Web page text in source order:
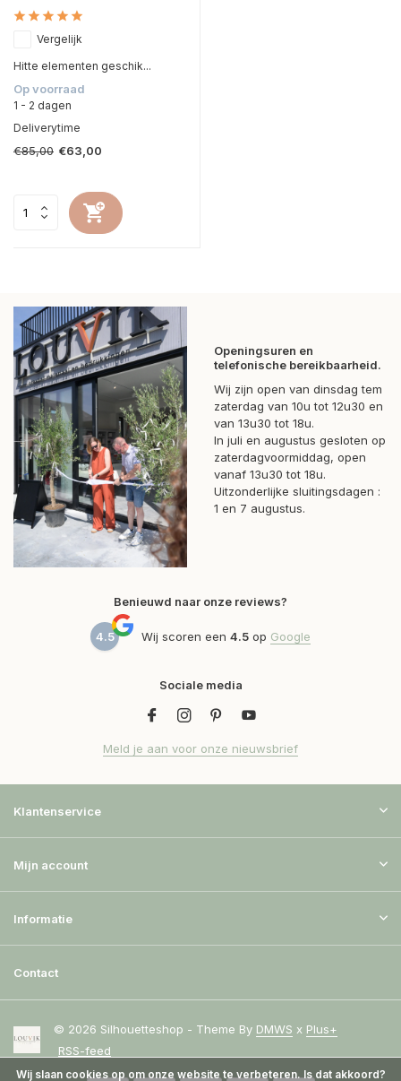
Vergelijk
Hitte elementen geschik...
Op voorraad
1 - 2 dagen
Deliverytime
€85,00 €63,00
Openingsuren en
telefonische bereikbaarheid.
Wij zijn open van dinsdag tem
zaterdag van 10u tot 12u30 en
van 13u30 tot 18u.
In juli en augustus gesloten op
zaterdagvoormiddag, open
vanaf 13u30 tot 18u.
Uitzonderlijke sluitingsdagen :
1 en 7 augustus.
Benieuwd naar onze reviews?
4.5 Wij scoren een 4.5 op Google
Sociale media
Meld je aan voor onze nieuwsbrief
Klantenservice
Mijn account
Informatie
Contact
© 2026 Silhouetteshop - Theme By DMWS x Plus+
RSS-feed
Wij slaan cookies op om onze website te verbeteren. Is dat akkoord?